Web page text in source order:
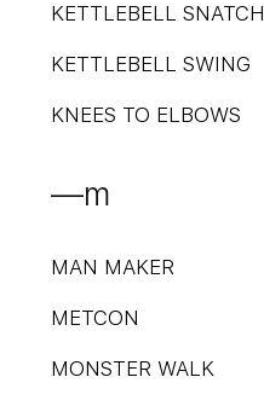
KETTLEBELL SNATCH
KETTLEBELL SWING
KNEES TO ELBOWS
—m
MAN MAKER
METCON
MONSTER WALK